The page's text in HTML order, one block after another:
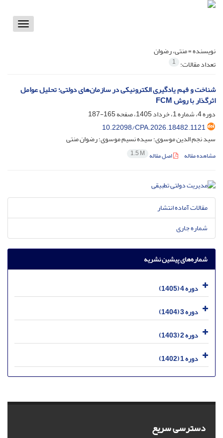
Toggle
نویسنده =منتی، رضوان
تعداد مقالات: 1
شناخت و فهم یادگیری الکترونیکی در سازمان‌های دولتی؛ تحلیل عوامل
اثرگذار با روش FCM
دوره 4، شماره 1، خرداد 1405، صفحه
165-187
10.22098/CPA.2026.18482.1121
سید نجم الدین موسوی؛ سیده نسیم موسوی؛ رضوان منتی
مشاهده مقاله اصل مقاله 1.5 M
مقالات آماده انتشار
شماره جاری
شماره‌های پیشین نشریه
دوره 4 (1405)
دوره 3 (1404)
دوره 2 (1403)
دوره 1 (1402)
دسترسی سریع